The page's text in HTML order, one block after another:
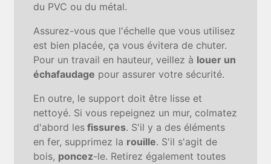
du PVC ou du métal.
Assurez-vous que l'échelle que vous utilisez
est bien placée, ça vous évitera de chuter.
Pour un travail en hauteur, veillez à louer un
échafaudage pour assurer votre sécurité.
En outre, le support doit être lisse et
nettoyé. Si vous repeignez un mur, colmatez
d'abord les fissures. S'il y a des éléments
en fer, supprimez la rouille. S'il s'agit de
bois, poncez-le. Retirez également toutes